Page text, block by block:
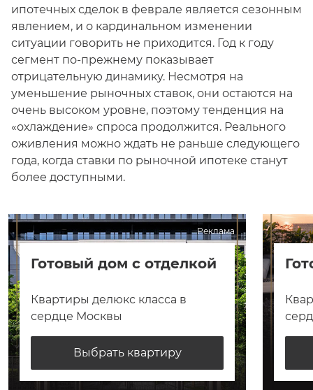
ипотечных сделок в феврале является сезонным
явлением, и о кардинальном изменении
ситуации говорить не приходится. Год к году
сегмент по-прежнему показывает
отрицательную динамику. Несмотря на
уменьшение рыночных ставок, они остаются на
очень высоком уровне, поэтому тенденция на
«охлаждение» спроса продолжится. Реального
оживления можно ждать не раньше следующего
года, когда ставки по рыночной ипотеке станут
более доступными.
Реклама
Готовый дом с отделкой
Квартиры делюкс класса в
сердце Москвы
Выбрать квартиру